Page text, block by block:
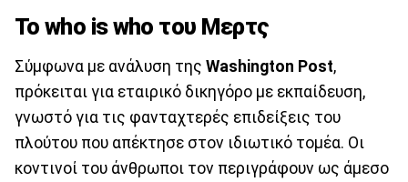
Το who is who του Μερτς
Σύμφωνα με ανάλυση της Washington Post,
πρόκειται για εταιρικό δικηγόρο με εκπαίδευση,
γνωστό για τις φανταχτερές επιδείξεις του
πλούτου που απέκτησε στον ιδιωτικό τομέα. Οι
κοντινοί του άνθρωποι τον περιγράφουν ως άμεσο